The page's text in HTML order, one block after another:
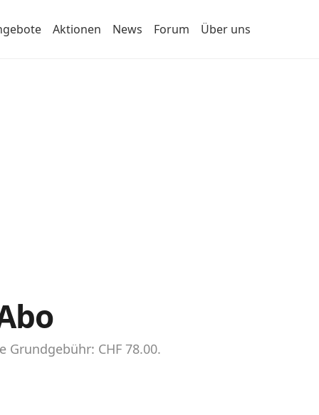
Aktionen News Forum Über uns
CHF 78.00.